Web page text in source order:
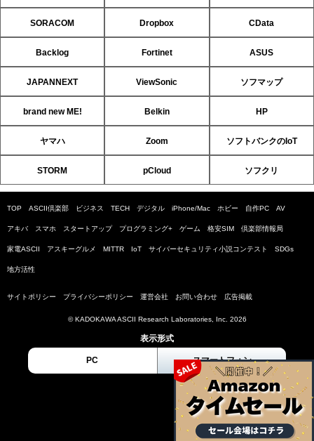
SORACOM Dropbox CData
Backlog Fortinet ASUS
JAPANNEXT ViewSonic ソフマップ
brand new ME! Belkin HP
ヤマハ Zoom ソフトバンクのIoT
STORM pCloud ソフクリ
TOP ASCII倶楽部 ビジネス TECH デジタル iPhone/Mac ホビー 自作PC AV
アキバ スマホ スタートアップ プログラミング+ ゲーム 格安SIM 倶楽部情報局
家電ASCII アスキーグルメ MITTR IoT サイバーセキュリティ小説コンテスト SDGs
地方活性
サイトポリシー プライバシーポリシー 運営会社 お問い合わせ 広告掲載
© KADOKAWA ASCII Research Laboratories, Inc. 2026
表示形式
PC スマートフォン